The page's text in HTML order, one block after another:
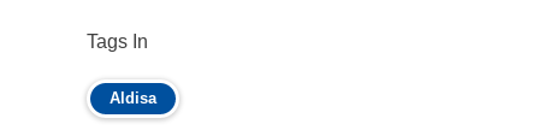
Tags In
Aldisa